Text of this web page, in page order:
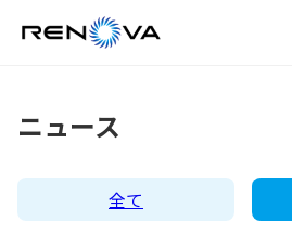
事業情報トップ
企業情報
ニュース
全て